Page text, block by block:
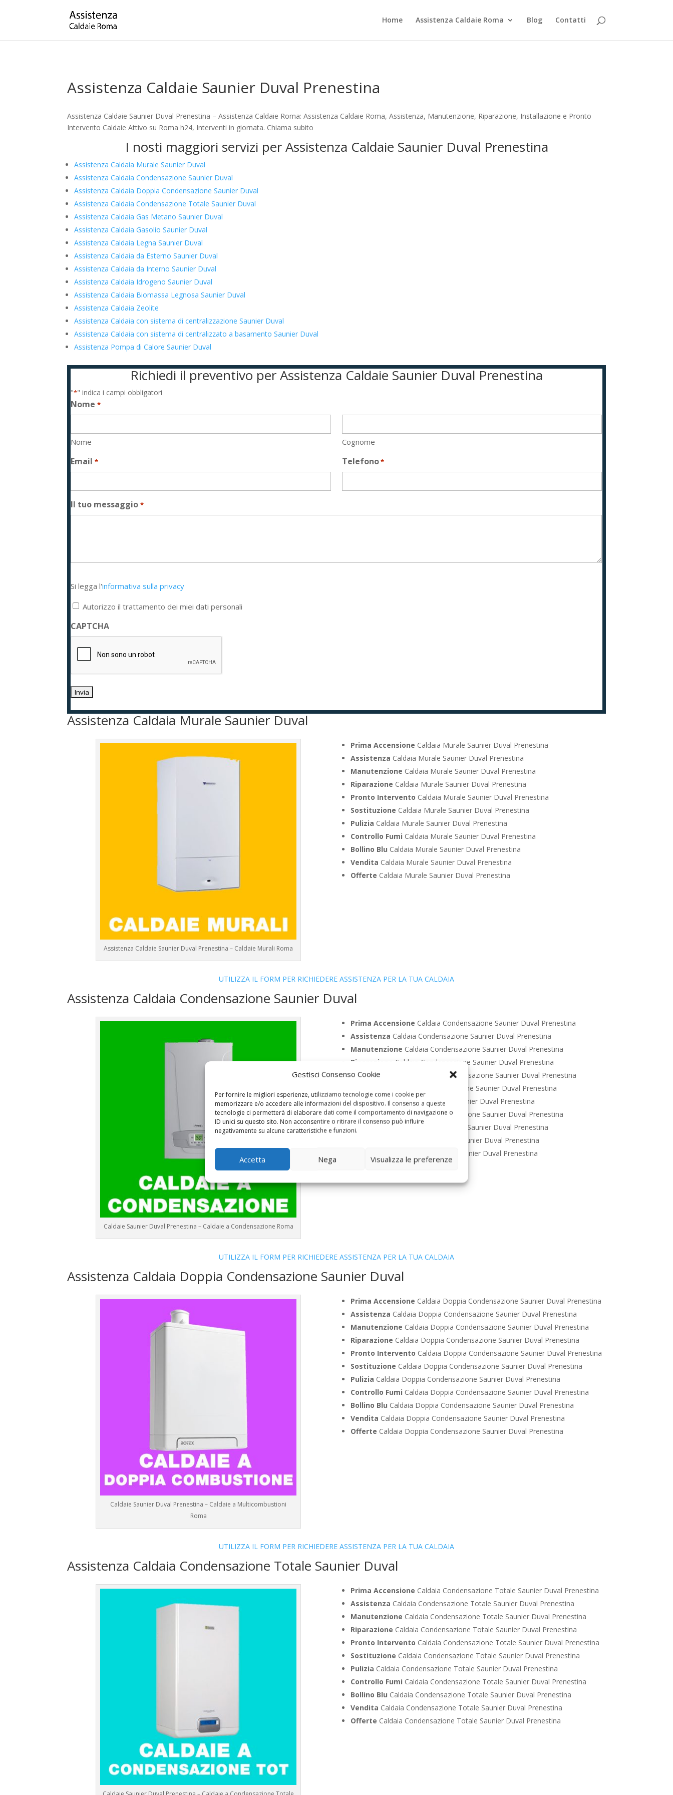
Gestisci Consenso Cookie
Per fornire le migliori esperienze, utilizziamo tecnologie come i cookie per
memorizzare e/o accedere alle informazioni del dispositivo. Il consenso a queste
tecnologie ci permetterà di elaborare dati come il comportamento di navigazione o
ID unici su questo sito. Non acconsentire o ritirare il consenso può influire
negativamente su alcune caratteristiche e funzioni.
Accetta Nega Visualizza le preferenze
Home Assistenza Caldaie Roma Blog Contatti
Assistenza Caldaie Saunier Duval Prenestina
Assistenza Caldaie Saunier Duval Prenestina – Assistenza Caldaie Roma: Assistenza Caldaie Roma, Assistenza, Manutenzione, Riparazione, Installazione e Pronto
Intervento Caldaie Attivo su Roma h24, Interventi in giornata. Chiama subito
I nosti maggiori servizi per Assistenza Caldaie Saunier Duval Prenestina
Assistenza Caldaia Murale Saunier Duval
Assistenza Caldaia Condensazione Saunier Duval
Assistenza Caldaia Doppia Condensazione Saunier Duval
Assistenza Caldaia Condensazione Totale Saunier Duval
Assistenza Caldaia Gas Metano Saunier Duval
Assistenza Caldaia Gasolio Saunier Duval
Assistenza Caldaia Legna Saunier Duval
Assistenza Caldaia da Esterno Saunier Duval
Assistenza Caldaia da Interno Saunier Duval
Assistenza Caldaia Idrogeno Saunier Duval
Assistenza Caldaia Biomassa Legnosa Saunier Duval
Assistenza Caldaia Zeolite
Assistenza Caldaia con sistema di centralizzazione Saunier Duval
Assistenza Caldaia con sistema di centralizzato a basamento Saunier Duval
Assistenza Pompa di Calore Saunier Duval
Richiedi il preventivo per Assistenza Caldaie Saunier Duval Prenestina
"*" indica i campi obbligatori
Nome *
Nome Cognome
Email * Telefono*
Il tuo messaggio *
legga
l'informativa
privacy
*
Si legga l'informativa sulla privacy
Autorizzo il trattamento dei miei dati personali
CAPTCHA
Assistenza Caldaia Murale Saunier Duval
Assistenza Caldaie Saunier Duval Prenestina – Caldaie Murali Roma
Prima Accensione Caldaia Murale Saunier Duval Prenestina
Assistenza Caldaia Murale Saunier Duval Prenestina
Manutenzione Caldaia Murale Saunier Duval Prenestina
Riparazione Caldaia Murale Saunier Duval Prenestina
Pronto Intervento Caldaia Murale Saunier Duval Prenestina
Sostituzione Caldaia Murale Saunier Duval Prenestina
Pulizia Caldaia Murale Saunier Duval Prenestina
Controllo Fumi Caldaia Murale Saunier Duval Prenestina
Bollino Blu Caldaia Murale Saunier Duval Prenestina
Vendita Caldaia Murale Saunier Duval Prenestina
Offerte Caldaia Murale Saunier Duval Prenestina
UTILIZZA IL FORM PER RICHIEDERE ASSISTENZA PER LA TUA CALDAIA
Assistenza Caldaia Condensazione Saunier Duval
Caldaie Saunier Duval Prenestina – Caldaie a Condensazione Roma
Prima Accensione Caldaia Condensazione Saunier Duval Prenestina
Assistenza Caldaia Condensazione Saunier Duval Prenestina
Manutenzione Caldaia Condensazione Saunier Duval Prenestina
Riparazione Caldaia Condensazione Saunier Duval Prenestina
Pronto Intervento
Caldaia Condensazione Saunier Duval Prenestina
Caldaia Condensazione Saunier Duval Prenestina
PuliziaCaldaia Condensazione Saunier Duval Prenestina
Controllo FumiCaldaia Condensazione Saunier Duval Prenestina
Bollino BluCaldaia Condensazione Saunier Duval Prenestina
Caldaia Condensazione Saunier Duval Prenestina
Caldaia Condensazione Saunier Duval Prenestina
UTILIZZA IL FORM PER RICHIEDERE ASSISTENZA PER LA TUA CALDAIA
Assistenza Caldaia Doppia Condensazione Saunier Duval
Caldaie Saunier Duval Prenestina – Caldaie a Multicombustioni
Roma
Prima Accensione Caldaia Doppia Condensazione Saunier Duval Prenestina
Assistenza Caldaia Doppia Condensazione Saunier Duval Prenestina
Manutenzione Caldaia Doppia Condensazione Saunier Duval Prenestina
Riparazione Caldaia Doppia Condensazione Saunier Duval Prenestina
Pronto Intervento Caldaia Doppia Condensazione Saunier Duval Prenestina
Sostituzione Caldaia Doppia Condensazione Saunier Duval Prenestina
Pulizia Caldaia Doppia Condensazione Saunier Duval Prenestina
Controllo Fumi Caldaia Doppia Condensazione Saunier Duval Prenestina
Bollino Blu Caldaia Doppia Condensazione Saunier Duval Prenestina
Vendita Caldaia Doppia Condensazione Saunier Duval Prenestina
Offerte Caldaia Doppia Condensazione Saunier Duval Prenestina
UTILIZZA IL FORM PER RICHIEDERE ASSISTENZA PER LA TUA CALDAIA
Assistenza Caldaia Condensazione Totale Saunier Duval
Prima Accensione Caldaia Condensazione Totale Saunier Duval Prenestina
Assistenza Caldaia Condensazione Totale Saunier Duval Prenestina
Manutenzione Caldaia Condensazione Totale Saunier Duval Prenestina
Riparazione Caldaia Condensazione Totale Saunier Duval Prenestina
Pronto Intervento Caldaia Condensazione Totale Saunier Duval Prenestina
Sostituzione Caldaia Condensazione Totale Saunier Duval Prenestina
Pulizia Caldaia Condensazione Totale Saunier Duval Prenestina
Controllo Fumi Caldaia Condensazione Totale Saunier Duval Prenestina
Bollino Blu Caldaia Condensazione Totale Saunier Duval Prenestina
Vendita Caldaia Condensazione Totale Saunier Duval Prenestina
Offerte Caldaia Condensazione Totale Saunier Duval Prenestina